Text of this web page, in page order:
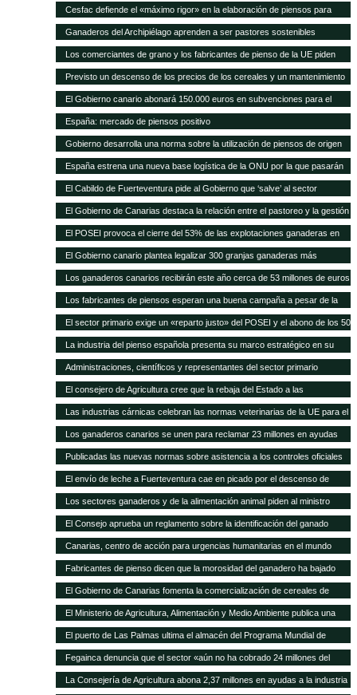
Cesfac defiende el «máximo rigor» en la elaboración de piensos para
animales
Ganaderos del Archipiélago aprenden a ser pastores sostenibles
Los comerciantes de grano y los fabricantes de pienso de la UE piden
celeridad en la aprobación de 8 cultivos MG
Previsto un descenso de los precios de los cereales y un mantenimiento
de los precios de la carne en los próximos 10 años según FAO/OCDE
El Gobierno canario abonará 150.000 euros en subvenciones para el
fomento de razas autóctonas
España: mercado de piensos positivo
Gobierno desarrolla una norma sobre la utilización de piensos de origen
animal
España estrena una nueva base logística de la ONU por la que pasarán
75.000 toneladas de ayuda para África al año
El Cabildo de Fuerteventura pide al Gobierno que ‘salve’ al sector
ganadero del hundimiento
El Gobierno de Canarias destaca la relación entre el pastoreo y la gestión
medioambiental
El POSEI provoca el cierre del 53% de las explotaciones ganaderas en
cuatro años
El Gobierno canario plantea legalizar 300 granjas ganaderas más
Los ganaderos canarios recibirán este año cerca de 53 millones de euros
en ayudas POSEI
Los fabricantes de piensos esperan una buena campaña a pesar de la
sequía en España
El sector primario exige un «reparto justo» del POSEI y el abono de los 50
millones adeudados
La industria del pienso española presenta su marco estratégico en su
asamblea general
Administraciones, científicos y representantes del sector primario
trabajan en el Plan Forrajero de Canarias
El consejero de Agricultura cree que la rebaja del Estado a las
subvenciones al transporte aleja a los agricultores canarios de España y
de Europa
Las industrias cárnicas celebran las normas veterinarias de la UE para el
porcino
Los ganaderos canarios se unen para reclamar 23 millones en ayudas
atrasadas
Publicadas las nuevas normas sobre asistencia a los controles oficiales
en mataderos de aves y conejos
El envío de leche a Fuerteventura cae en picado por el descenso de
cabras
Los sectores ganaderos y de la alimentación animal piden al ministro
Montoro que el IVA reducido no suba del 10 al 21%
El Consejo aprueba un reglamento sobre la identificación del ganado
vacuno
Canarias, centro de acción para urgencias humanitarias en el mundo
Fabricantes de pienso dicen que la morosidad del ganadero ha bajado
sensiblemente
El Gobierno de Canarias fomenta la comercialización de cereales de
variedades tradicionales de Canarias
El Ministerio de Agricultura, Alimentación y Medio Ambiente publica una
nueva convocatoria de subvenciones para proyectos de investigación
aplicada al sector ganadero por 6,3 millones de euros
El puerto de Las Palmas ultima el almacén del Programa Mundial de
Alimentos
Fegainca denuncia que el sector «aún no ha cobrado 24 millones del
POSEI 2013»
La Consejería de Agricultura abona 2,37 millones en ayudas a la industria